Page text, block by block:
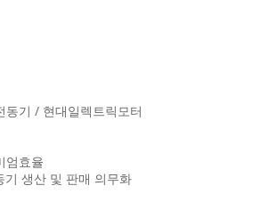
기 / 현대일렉트릭모터
엄효율
생산 및 판매 의무화